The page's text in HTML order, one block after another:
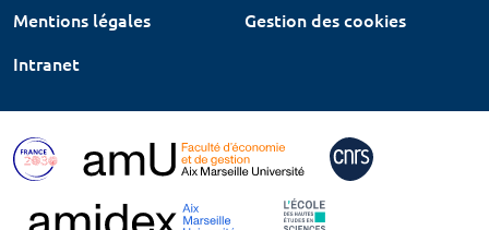
Mentions légales
Gestion des cookies
Intranet